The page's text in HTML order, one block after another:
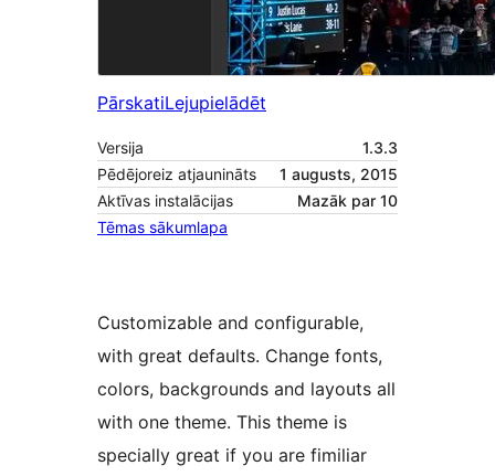
PārskatiLejupielādēt
Versija
1.3.3
Pēdējoreiz atjaunināts
1 augusts, 2015
Aktīvas instalācijas
Mazāk par 10
Tēmas sākumlapa
Customizable and configurable,
with great defaults. Change fonts,
colors, backgrounds and layouts all
with one theme. This theme is
specially great if you are fimiliar